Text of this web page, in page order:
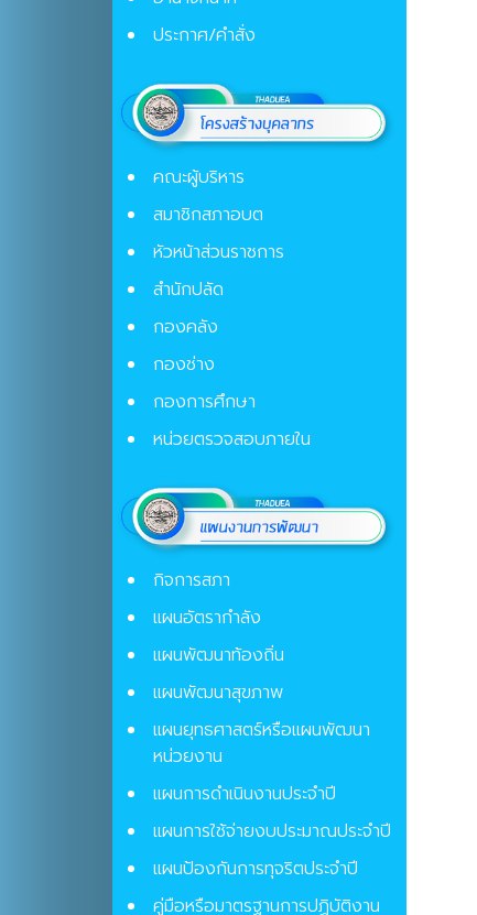
ประกาศ/คำสั่ง
คณะผู้บริหาร
สมาชิกสภาอบต
หัวหน้าส่วนราชการ
สำนักปลัด
กองคลัง
กองช่าง
กองการศึกษา
หน่วยตรวจสอบภายใน
กิจการสภา
แผนอัตรากำลัง
แผนพัฒนาท้องถิ่น
แผนพัฒนาสุขภาพ
แผนยุทธศาสตร์หรือแผนพัฒนา
หน่วยงาน
แผนการดำเนินงานประจำปี
แผนการใช้จ่ายงบประมาณประจำปี
แผนป้องกันการทุจริตประจําปี
คู่มือหรือมาตรฐานการปฏิบัติงาน